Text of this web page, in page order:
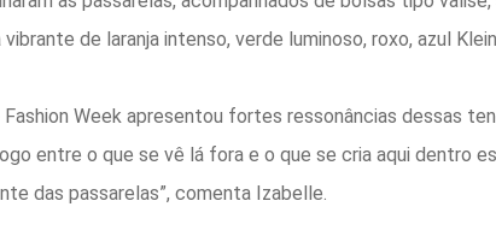
de laranja intenso, verde luminoso, roxo, azul Klein
Fashion Week apresentou fortes ressonâncias dessas
entre o que se vê lá fora e o que se cria aqui dentro e
das passarelas”, comenta Izabelle.